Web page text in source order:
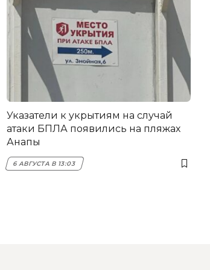
Указатели к укрытиям на случай
атаки БПЛА появились на пляжах
Анапы
6 АВГУСТА В 13:03